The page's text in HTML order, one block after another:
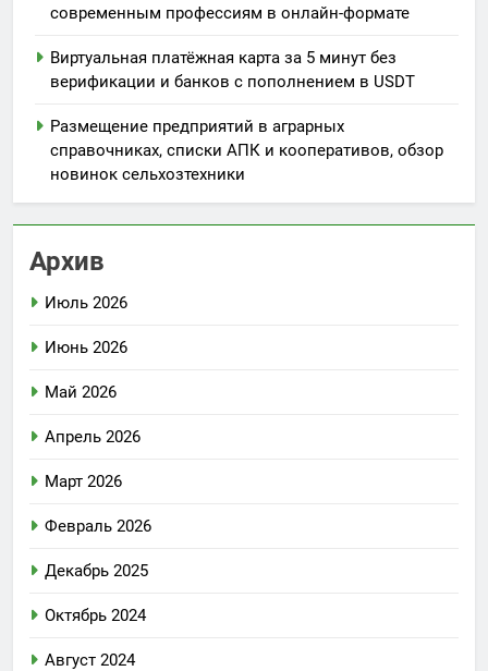
современным профессиям в онлайн-формате
Виртуальная платёжная карта за 5 минут без
верификации и банков с пополнением в USDT
Размещение предприятий в аграрных
справочниках, списки АПК и кооперативов, обзор
новинок сельхозтехники
Архив
Июль 2026
Июнь 2026
Май 2026
Апрель 2026
Март 2026
Февраль 2026
Декабрь 2025
Октябрь 2024
Август 2024